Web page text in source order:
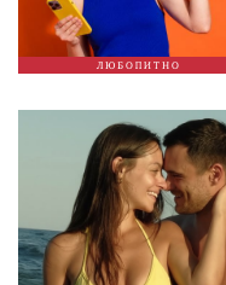
ЛЮБОПИТНО